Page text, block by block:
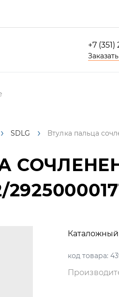
+7
SDLG Втулка пальца
код товара: